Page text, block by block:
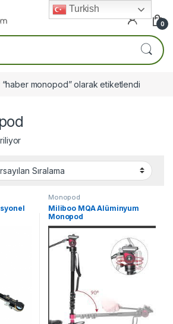
0
“haber monopod” olarak etiketlendi
Monopod
Miliboo MQA Alüminyum
Monopod
Turkish